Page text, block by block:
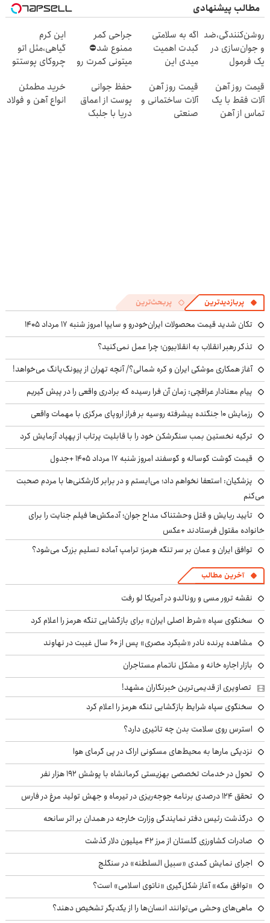
مطالب پیشنهادی
روشن‌کنندگی،ضد‌لک
و جوان‌سازی در
یک فرمول
اگه به سلامتی
کبدت اهمیت
میدی این
استفاده کن
جراحی کمر
ممنوع شد⛔
میتونی کمرت رو
کنی! 👈🏻
پرسش‌نامه
این کرم
گیاهی،مثل اتو
چروکای پوستتو
میکنه!+تخفیف
ویژه
قیمت روز آهن
آلات فقط با یک
تماس از آهن
قیمت روز آهن
آلات ساختمانی و
صنعتی
حفظ جوانی
پوست از اعماق
دریا با جلبک
خرید مطمئن
انواع آهن و فولاد
پربازدیدترین پربحث‌ترین
تکان شدید قیمت محصولات ایران‌خودرو و سایپا امروز شنبه ۱۷ مرداد ۱۴۰۵
تذکر رهبر انقلاب به انقلابیون؛ چرا عمل نمی‌کنید؟
آغاز همکاری موشکی ایران و کره شمالی؟/ آنچه تهران از پیونگ‌یانگ می‌خواهد!
پیام معنادار عراقچی: زمان آن فرا رسیده که برادری واقعی را در پیش گیریم
رزمایش ۱۰ جنگنده پیشرفته روسیه بر فراز اروپای مرکزی با مهمات واقعی
ترکیه نخستین بمب سنگرشکن خود را با قابلیت پرتاب از پهپاد آزمایش کرد
قیمت گوشت گوساله و گوسفند امروز شنبه ۱۷ مرداد ۱۴۰۵ +جدول
پزشکیان: استعفا نخواهم داد؛ می‌ایستم و در برابر کارشکنی‌ها با مردم صحبت
می‌کنم
تأیید ربایش و قتل وحشتناک مداح جوان؛ آدمکش‌ها فیلم جنایت را برای
خانواده مقتول فرستادند +عکس
توافق ایران و عمان بر سر تنگه هرمز؛ ترامپ آماده تسلیم بزرگ می‌شود؟
آخرین مطالب
نقشه ترور مسی و رونالدو در آمریکا لو رفت
سخنگوی سپاه «شرط اصلی ایران» برای بازگشایی تنگه هرمز را اعلام کرد
مشاهده پرنده نادر «شبگرد مصری» پس از ۶۰ سال غیبت در نهاوند
بازار اجاره خانه و مشکل ناتمام مستاجران
تصاویری از قدیمی‌ترین خبرنگاران مشهد!
سخنگوی سپاه شرایط بازگشایی تنگه هرمز را اعلام کرد
استرس روی سلامت بدن چه تاثیری دارد؟
نزدیکی مارها به محیط‌های مسکونی اراک در پی گرمای هوا
تحول در خدمات تخصصی بهزیستی کرمانشاه با پوشش ۱۹۲ هزار نفر
تحقق ۱۲۴ درصدی برنامه جوجه‌ریزی در تیرماه و جهش تولید مرغ در فارس
درگذشت رئیس دفتر نمایندگی وزارت خارجه در همدان بر اثر سانحه
صادرات کشاورزی گلستان از مرز ۴۲ میلیون دلار گذشت
اجرای نمایش کمدی «سبیل السلطنه» در سنگلج
«توافق مکه» آغاز شکل‌گیری «ناتوی اسلامی» است؟
ماهی‌های وحشی می‌توانند انسان‌ها را از یکدیگر تشخیص دهند؟